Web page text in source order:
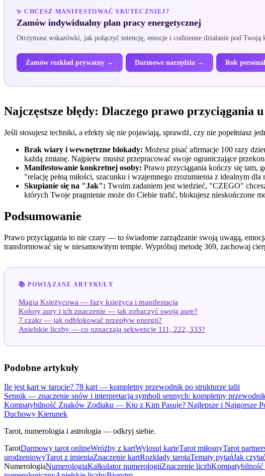
✨ CHCESZ MANIFESTOWAĆ SKUTECZNIEJ?
Zamów indywidualny plan pracy energetycznej
Otrzymasz wskazówki, jak połączyć intencję, emocje i codzienne działanie pod Twoją
Zamów rozkład prywatny → Darmowe narzędzia → Rok
Najczęstsze błędy: Dlaczego prawo przyciągania
Jeśli stosujesz techniki, a efekty się nie pojawiają, sprawdź, czy nie popełniasz
Brak wiary i wewnętrzne blokady: Możesz pisać afirmacje 100 razy
każdą zmianę. Najpierw musisz przepracować swoje ograniczające
Manifestowanie konkretnej osoby: Prawo przyciągania kończy się tam,
"relację pełną miłości, szacunku i wzajemnego zrozumienia z idealnym
Skupianie się na "Jak": Twoim zadaniem jest wiedzieć, "CZEGO"
których Twoje pragnienie może do Ciebie trafić, blokujesz nieskończone
Podsumowanie
Prawo przyciągania to nie czary — to świadome zarządzanie swoją uwagą,
transformować się w niesamowitym tempie. Wypróbuj metodę 369, zachowaj
📚 POWIĄZANE ARTYKUŁY
Magia Księżycowa — fazy księżyca i manifestacja
Kolory aury i ich znaczenie — jak zobaczyć swoją aurę?
7 czakr — jak odblokować przepływ energii?
Anielskie liczby — co oznaczają sekwencje 111, 222, 333?
Podobne artykuły
Ile jest kart w tarocie? 78 kart — kompletny przewodnik po strukturze talii
Sennik — znaczenie snów i interpretacja symboli sennych: kompletny
Kompatybilność Znaków Zodiaku — Kto z Kim Pasuje? Najlepsze i Najgorsze
Duchowy Kierunek
Tarot, numerologia i astrologia — odkryj siebie.
TarotDarmowy tarot onlineWróżby z kartWylosuj kartęTarot miłosnyTarot
urodzeniowyTarot z imieniaZnaczenie kartRozkłady tarotaTematy pytańJak
NumerologiaNumerologiaKalkulator numerologiiZnaczenie liczbKompatybilność